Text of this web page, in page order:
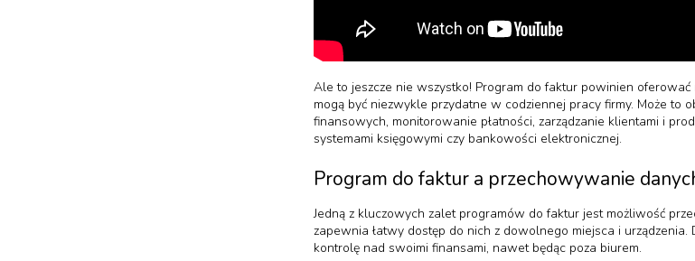
Ale to jeszcze nie wszystko! Program do faktur powinien
mogą być niezwykle przydatne w codziennej pracy firmy. Może to
finansowych, monitorowanie płatności, zarządzanie klientami i
systemami księgowymi czy bankowości elektronicznej.
Program do faktur a przechowywanie
Jedną z kluczowych zalet programów do faktur jest możliwość
zapewnia łatwy dostęp do nich z dowolnego miejsca i urządzenia.
kontrolę nad swoimi finansami, nawet będąc poza biurem.